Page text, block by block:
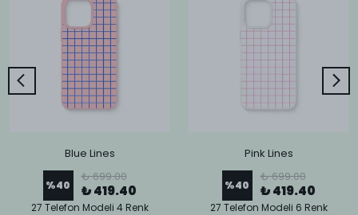
Blue Lines
%40
₺ 699.00
₺ 419.40
27 Telefon Modeli 4 Renk
Pink Lines
%40
₺ 699.00
₺ 419.40
27 Telefon Modeli 6 Renk